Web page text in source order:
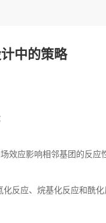
中的策略
效应影响相邻基团的反
反应、烷基化反应和酰